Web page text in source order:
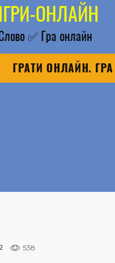
ІГРИ-ОНЛАЙН
✅Гра онлайн
ГРАТИ ОНЛАЙН.
538